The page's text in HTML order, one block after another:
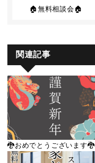
🏠無料相談会🏠
関連記事
🐉おめでとうございます🐉